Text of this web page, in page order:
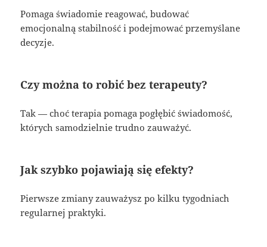
Pomaga świadomie reagować, budować
emocjonalną stabilność i podejmować przemyślane
decyzje.
Czy można to robić bez terapeuty?
Tak — choć terapia pomaga pogłębić świadomość,
których samodzielnie trudno zauważyć.
Jak szybko pojawiają się efekty?
Pierwsze zmiany zauważysz po kilku tygodniach
regularnej praktyki.